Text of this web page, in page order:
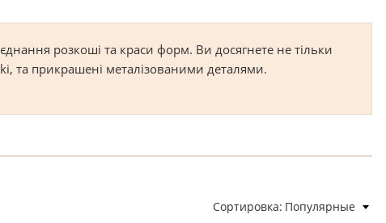
розкоші та краси форм. Ви досягнете не тільки
та прикрашені металізованими деталями.
Сортировка Популярные